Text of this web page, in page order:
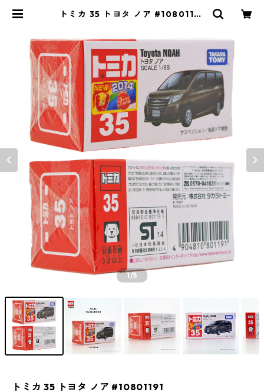
トミカ 35 トヨタ ノア #10801191
1/5
トミカ 35 トヨタ ノア #10801191